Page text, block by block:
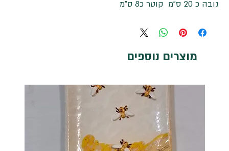
גובה כ 20 ס"מ קוטר כ8 ס"מ
מוצרים נוספים